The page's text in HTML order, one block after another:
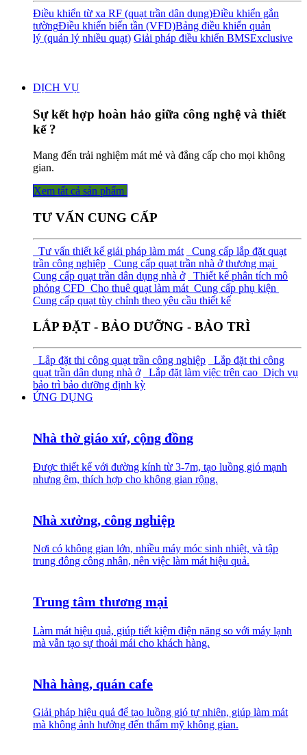
Điều khiển từ xa RF (quạt trần dân dụng)Điều khiển gắn
tườngĐiều khiển biến tần (VFD)Bảng điều khiển quản
lý (quản lý nhiều quạt) Giải pháp điều khiển BMSExclusive
DỊCH VỤ
Sự kết hợp hoàn hảo giữa công nghệ và thiết
kế ?
Mang đến trải nghiệm mát mẻ và đẳng cấp cho mọi không
gian.
Xem tất cả sả​​​​n phẩm
TƯ VẤN CUNG CẤP
Tư vấn thiết kế giải pháp làm mát
Cung cấp lắp đặt quạt
trần công nghiệp
Cung cấp quạt trần nhà ở thương mại
Cung cấp quạt trần dân dụng nhà ở
Thiết kế phân tích mô
phỏng CFD Cho thuê quạt làm mát Cung cấp phụ kiện
Cung cấp quạt tùy chỉnh theo yêu cầu thiết kế
LẮP ĐẶT - BẢO DƯỠNG - BẢO TRÌ
Lắp đặt thi công quạt trần công nghiệp
Lắp đặt thi công
quạt trần dân dụng nhà ở
Lắp đặt làm việc trên cao Dịch vụ
bảo trì bảo dưỡng định kỳ
ỨNG DỤNG
Nhà thờ giáo xứ, cộng đồng
Được thiết kế với đường kính từ 3-7m, tạo luồng gió mạnh
nhưng êm, thích hợp cho không gian rộng.
Nhà xưởng, công nghiệp
Nơi có không gian lớn, nhiều máy móc sinh nhiệt, và tập
trung đông công nhân, nên việc làm mát hiệu quả.
Trung tâm thương mại
Làm mát hiệu quả, giúp tiết kiệm điện năng so với máy lạnh
mà vẫn tạo sự thoải mái cho khách hàng.
Nhà hàng, quán cafe
Giải pháp hiệu quả để tạo luồng gió tự nhiên, giúp làm mát
mà không ảnh hưởng đến thẩm mỹ không gian.